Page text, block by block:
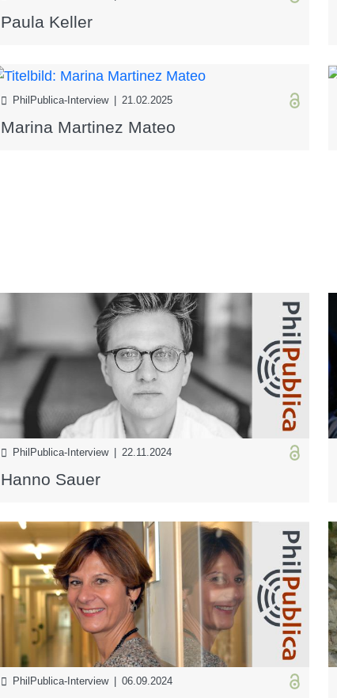
Paula Keller
PhilPublica-Interview | 21.02.2025
Marina Martinez Mateo
PhilPublica-Interview | 22.11.2024
Hanno Sauer
PhilPublica-Interview | 06.09.2024